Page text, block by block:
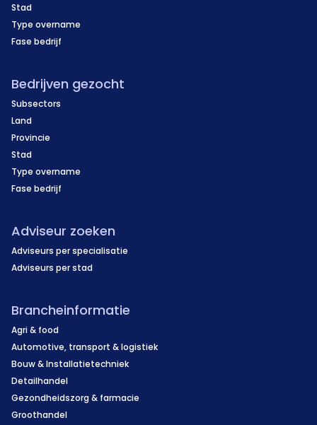
Stad
Type overname
Fase bedrijf
Bedrijven gezocht
Subsectors
Land
Provincie
Stad
Type overname
Fase bedrijf
Adviseur zoeken
Adviseurs per specialisatie
Adviseurs per stad
Brancheinformatie
Agri & food
Automotive, transport & logistiek
Bouw & Installatietechniek
Detailhandel
Gezondheidszorg & farmacie
Groothandel